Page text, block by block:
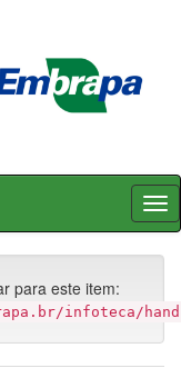
para este item:
infoteca/